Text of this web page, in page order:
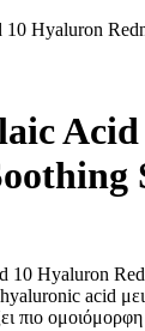
€.
10 Hyaluron
acid
πιο